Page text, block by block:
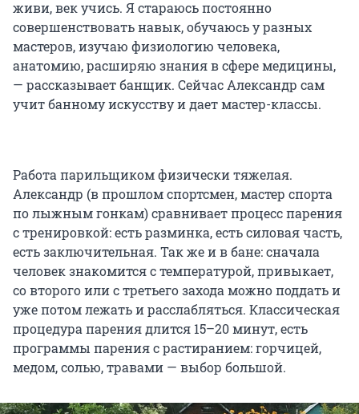
живи, век учись. Я стараюсь постоянно
совершенствовать навык, обучаюсь у разных
мастеров, изучаю физиологию человека,
анатомию, расширяю знания в сфере медицины,
— рассказывает банщик. Сейчас Александр сам
учит банному искусству и дает мастер-классы.
Работа парильщиком физически тяжелая.
Александр (в прошлом спортсмен, мастер спорта
по лыжным гонкам) сравнивает процесс парения
с тренировкой: есть разминка, есть силовая часть,
есть заключительная. Так же и в бане: сначала
человек знакомится с температурой, привыкает,
со второго или с третьего захода можно поддать и
уже потом лежать и расслабляться. Классическая
процедура парения длится 15–20 минут, есть
программы парения с растиранием: горчицей,
медом, солью, травами — выбор большой.